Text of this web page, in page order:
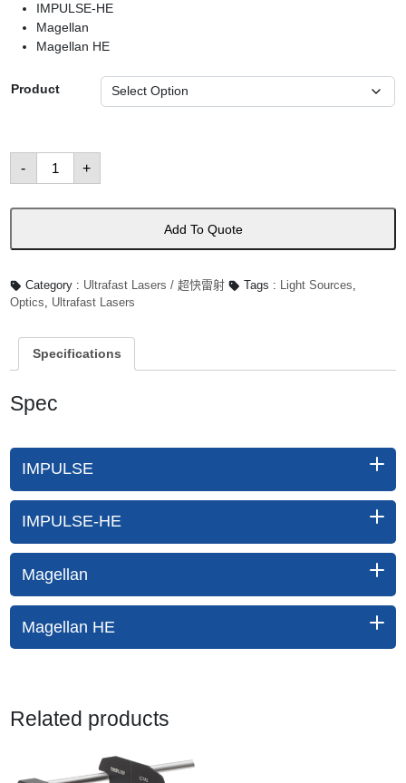
IMPULSE-HE
Magellan
Magellan HE
Product
-
Fiber
Lasers
數
+
Add To Quote
Category : Ultrafast Lasers / 超快雷射 Tags : Light Sources
Optics
Ultrafast Lasers
Specifications
Spec
IMPULSE
IMPULSE-HE
Magellan
Magellan HE
Related products